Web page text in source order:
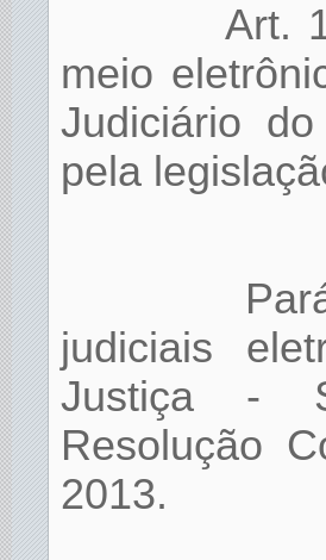
Art.
meio
Judiciário
pela
judiciais
Justiça -
Resolução
2013.